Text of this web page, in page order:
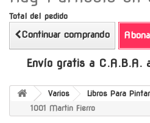
Total del pedido
Continuar comprando
Envío gratis a
Varios
Libros Para
1001 Martin Fierro